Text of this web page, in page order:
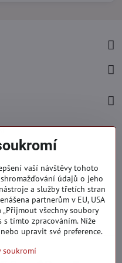
vaší návštěvy tohoto
údajů o jeho
a služby třetích stran
partnerům v EU, USA
všechny soubory
tímto zpracováním. Níže
upravit své preference.
soukromí